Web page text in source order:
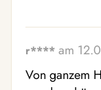
r**** am
Von ganzem